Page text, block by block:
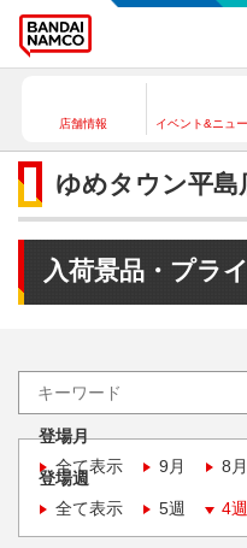
店舗情報 イベント&ニュ
ゆめタウン平島
入荷景品・プラ
登場月
全て表示
9月 8月
登場週
全て表示
5週 4週